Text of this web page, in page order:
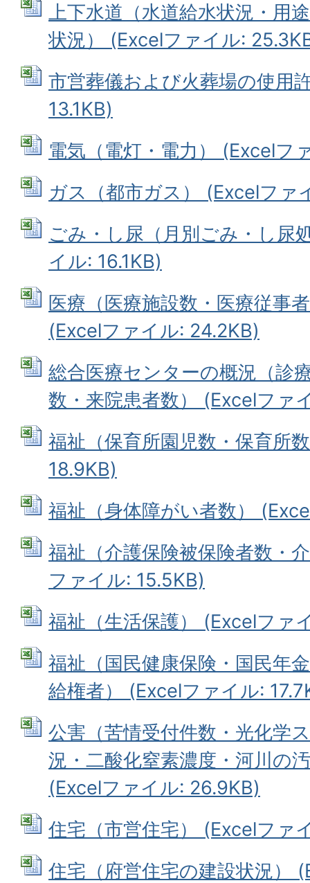
上下水道（水道給水状況・用
状況） (Excelファイル:
市営葬儀および火葬場の使用
13.1KB)
電気（電灯・電力） (Excelフ
ガス（都市ガス） (Excelファ
ごみ・し尿（月別ごみ・し尿
イル: 16.1KB)
医療（医療施設数・医療従事
(Excelファイル: 24.2KB)
総合医療センターの概況（診
数・来院患者数） (Excelファ
福祉（保育所園児数・保育所
18.9KB)
福祉（身体障がい者数）
福祉（介護保険被保険者数・
ファイル: 15.5KB)
福祉（生活保護） (Excelファ
福祉（国民健康保険・国民年
給権者） (Excelファイル:
公害（苦情受付件数・光化学
況・二酸化窒素濃度・河川の
(Excelファイル: 26.9KB)
住宅（市営住宅） (Excelファ
住宅（府営住宅の建設状況）